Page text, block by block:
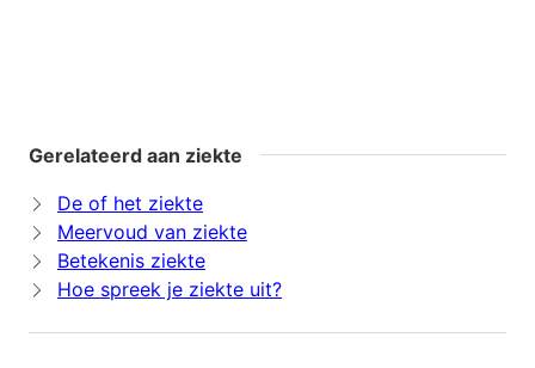
Gerelateerd aan ziekte
De of het ziekte
Meervoud van ziekte
Betekenis ziekte
Hoe spreek je ziekte uit?